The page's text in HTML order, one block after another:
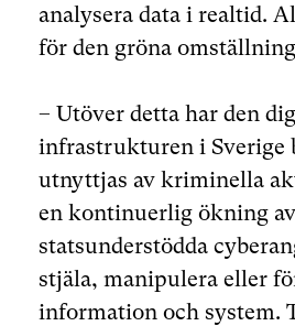
analysera data i realtid.
för den gröna
– Utöver detta har den
infrastrukturen i Sverige
utnyttjas av kriminella
en kontinuerlig ökning
statsunderstödda
stjäla, manipulera eller
information och system.